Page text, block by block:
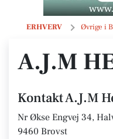
ERHVERV Øvrige i
A.J.M Heerschop
A.J.M
Kontakt A.J.M
Nr Økse Engvej 34,
9460 Brovst